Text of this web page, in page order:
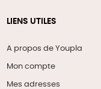
LIENS UTILES
A propos de Youpla
Mon compte
Mes adresses